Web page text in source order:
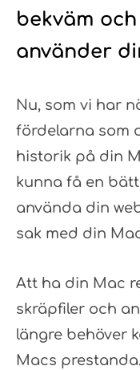
bekväm
använder
Nu, som vi har
fördelarna som
historik på din
kunna få en
använda din
sak med din
Att ha din Mac
skräpfiler och
längre behöver
Macs prestanda.